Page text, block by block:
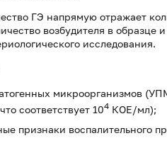
ГЭ напрямую отражает
возбудителя в образце
исследования.
микроорганизмов
соответствует 104 КОЕ/мл);
признаки воспалительного